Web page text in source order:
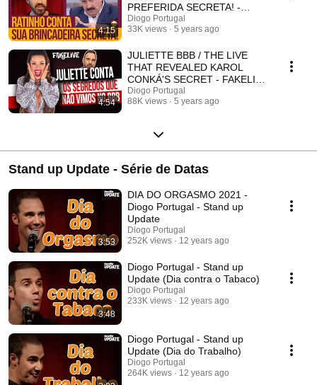
4:15
PREFERIDA SECRETA! -
FAKELIVE DIOGO PORTUGAL
Diogo Portugal
33K views
5 years ago
4:54
JULIETTE BBB / THE LIVE
THAT REVEALED KAROL
CONKÁ'S SECRET - FAKELIVE
DIOGO PORTUGAL
Diogo Portugal
88K views
5 years ago
Stand up Update - Série de Datas
3:53
DIA DO ORGASMO 2021 -
Diogo Portugal - Stand up
Update
Diogo Portugal
252K views
12 years ago
3:48
Diogo Portugal - Stand up
Update (Dia contra o Tabaco)
Diogo Portugal
233K views
12 years ago
Diogo Portugal - Stand up
Update (Dia do Trabalho)
Diogo Portugal
264K views
12 years ago